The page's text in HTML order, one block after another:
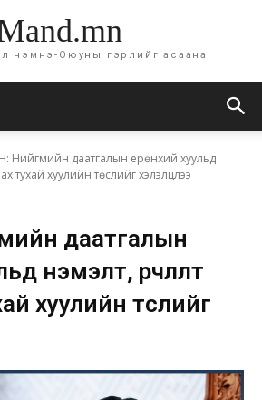
нэмнэ-Оюуны гэрлийг асаана
Нийгмийн даатгалын ерөнхий хуульд
тухай хуулийн төслийг хэлэлцлээ
даатгалын
нэмэлт, өөрчлөлт
хуулийн төслийг